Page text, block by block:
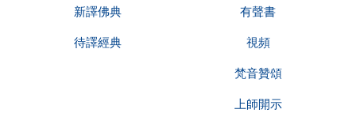
新譯佛典
待譯經典
有聲書
視頻
梵音贊頌
上師開示